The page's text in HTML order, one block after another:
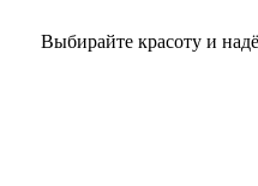
Выбирайте красоту и